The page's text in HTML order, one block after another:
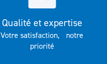
Qualité et expertise
Votre satisfaction, notre
priorité